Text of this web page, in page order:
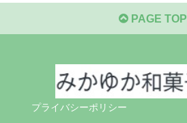
PAGE TOP
プライバシーポリシー